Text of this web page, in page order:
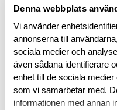
Denna webbplats
Vi använder
annonserna till
sociala medier och
även sådana identifierare
enhet till de sociala
som vi samarbetar med.
informationen med annan
RECENSIONER
OM VARUMÄRKET